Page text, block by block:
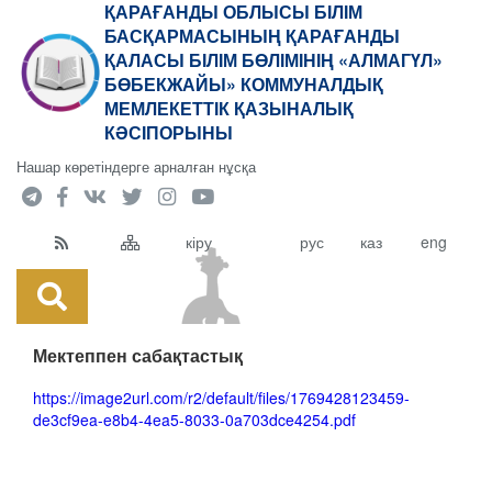
ҚАРАҒАНДЫ ОБЛЫСЫ БІЛІМ
БАСҚАРМАСЫНЫҢ ҚАРАҒАНДЫ
ҚАЛАСЫ БІЛІМ БӨЛІМІНІҢ «АЛМАГҮЛ»
БӨБЕКЖАЙЫ» КОММУНАЛДЫҚ
МЕМЛЕКЕТТІК ҚАЗЫНАЛЫҚ
КӘСІПОРЫНЫ
Нашар көретіндерге арналған нұсқа
кіру рус каз eng
Мектеппен сабақтастық
https://image2url.com/r2/default/files/1769428123459-
de3cf9ea-e8b4-4ea5-8033-0a703dce4254.pdf